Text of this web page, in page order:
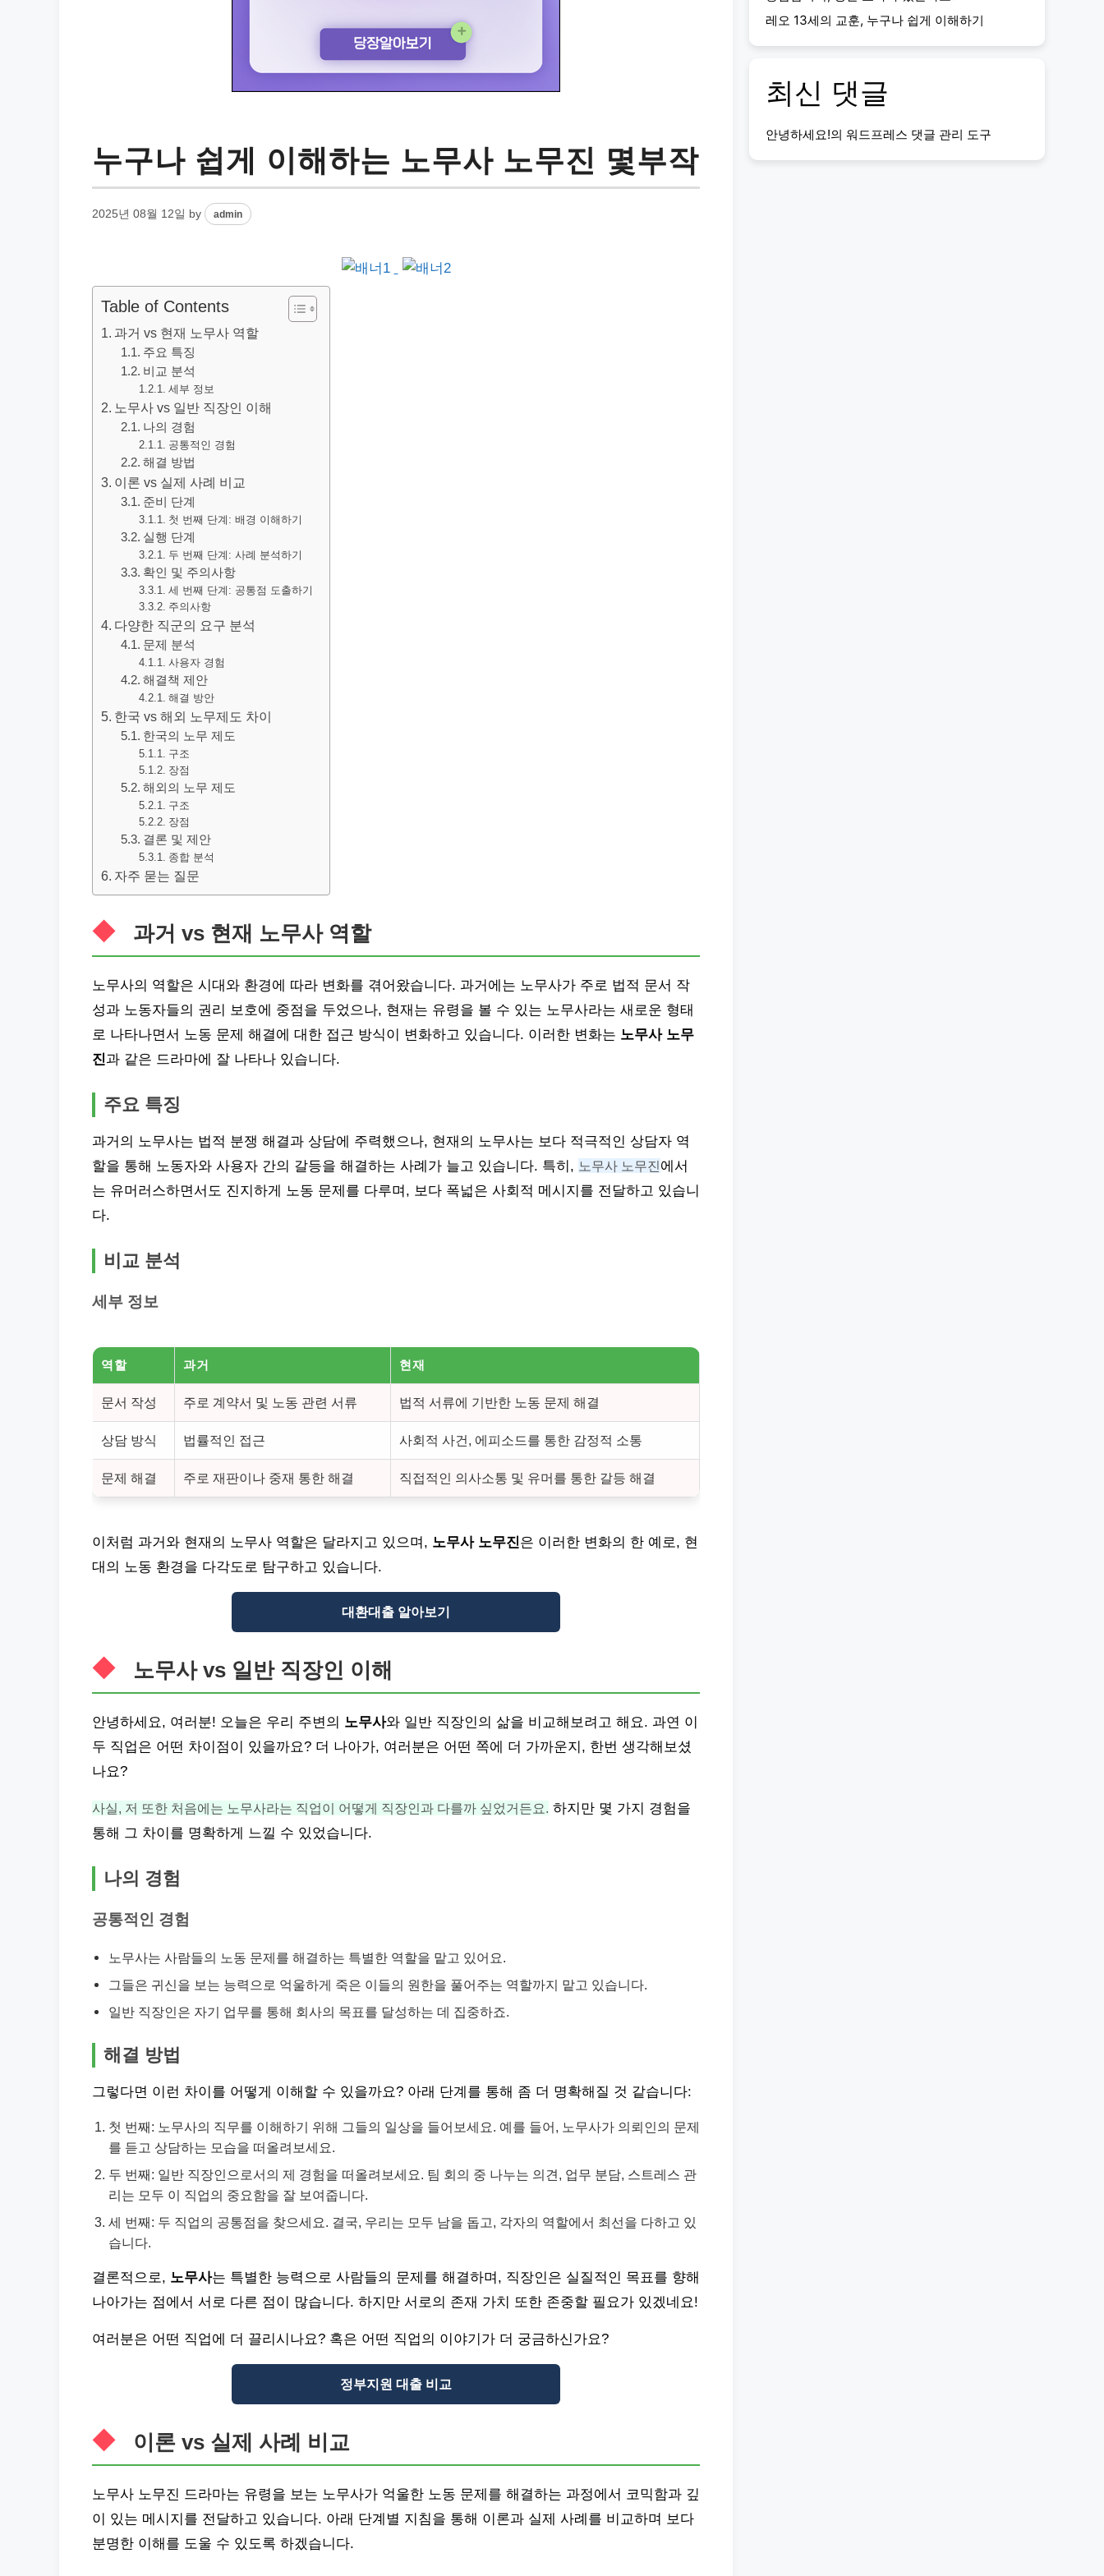
누구나 쉽게 이해하는 노무사 노무진 몇부작
2025년 08월 12일 by admin
Table of Contents
과거 vs 현재 노무사 역할
주요 특징
비교 분석
세부 정보
노무사 vs 일반 직장인 이해
나의 경험
공통적인 경험
해결 방법
이론 vs 실제 사례 비교
준비 단계
첫 번째 단계: 배경 이해하기
실행 단계
두 번째 단계: 사례 분석하기
확인 및 주의사항
세 번째 단계: 공통점 도출하기
주의사항
다양한 직군의 요구 분석
문제 분석
사용자 경험
해결책 제안
해결 방안
한국 vs 해외 노무제도 차이
한국의 노무 제도
구조
장점
해외의 노무 제도
구조
장점
결론 및 제안
종합 분석
자주 묻는 질문
과거 vs 현재 노무사 역할
노무사의 역할은 시대와 환경에 따라 변화를 겪어왔습니다. 과거에는 노무사가 주로 법적 문서 작
성과 노동자들의 권리 보호에 중점을 두었으나, 현재는 유령을 볼 수 있는 노무사라는 새로운 형태
로 나타나면서 노동 문제 해결에 대한 접근 방식이 변화하고 있습니다. 이러한 변화는 노무사 노무
진과 같은 드라마에 잘 나타나 있습니다.
주요 특징
과거의 노무사는 법적 분쟁 해결과 상담에 주력했으나, 현재의 노무사는 보다 적극적인 상담자 역
할을 통해 노동자와 사용자 간의 갈등을 해결하는 사례가 늘고 있습니다. 특히, 노무사 노무진에서
는 유머러스하면서도 진지하게 노동 문제를 다루며, 보다 폭넓은 사회적 메시지를 전달하고 있습니
다.
비교 분석
세부 정보
역할 과거 현재
문서 작성 주로 계약서 및 노동 관련 서류 법적 서류에 기반한 노동 문제 해결
상담 방식 법률적인 접근 사회적 사건, 에피소드를 통한 감정적 소통
문제 해결 주로 재판이나 중재 통한 해결 직접적인 의사소통 및 유머를 통한 갈등 해결
이처럼 과거와 현재의 노무사 역할은 달라지고 있으며, 노무사 노무진은 이러한 변화의 한 예로, 현
대의 노동 환경을 다각도로 탐구하고 있습니다.
대환대출 알아보기
노무사 vs 일반 직장인 이해
안녕하세요, 여러분! 오늘은 우리 주변의 노무사와 일반 직장인의 삶을 비교해보려고 해요. 과연 이
두 직업은 어떤 차이점이 있을까요? 더 나아가, 여러분은 어떤 쪽에 더 가까운지, 한번 생각해보셨
나요?
사실, 저 또한 처음에는 노무사라는 직업이 어떻게 직장인과 다를까 싶었거든요. 하지만 몇 가지 경험을
통해 그 차이를 명확하게 느낄 수 있었습니다.
나의 경험
공통적인 경험
노무사는 사람들의 노동 문제를 해결하는 특별한 역할을 맡고 있어요.
그들은 귀신을 보는 능력으로 억울하게 죽은 이들의 원한을 풀어주는 역할까지 맡고 있습니다.
일반 직장인은 자기 업무를 통해 회사의 목표를 달성하는 데 집중하죠.
해결 방법
그렇다면 이런 차이를 어떻게 이해할 수 있을까요? 아래 단계를 통해 좀 더 명확해질 것 같습니다:
첫 번째: 노무사의 직무를 이해하기 위해 그들의 일상을 들어보세요. 예를 들어, 노무사가 의뢰인의 문제
를 듣고 상담하는 모습을 떠올려보세요.
두 번째: 일반 직장인으로서의 제 경험을 떠올려보세요. 팀 회의 중 나누는 의견, 업무 분담, 스트레스 관
리는 모두 이 직업의 중요함을 잘 보여줍니다.
세 번째: 두 직업의 공통점을 찾으세요. 결국, 우리는 모두 남을 돕고, 각자의 역할에서 최선을 다하고 있
습니다.
결론적으로, 노무사는 특별한 능력으로 사람들의 문제를 해결하며, 직장인은 실질적인 목표를 향해
나아가는 점에서 서로 다른 점이 많습니다. 하지만 서로의 존재 가치 또한 존중할 필요가 있겠네요!
여러분은 어떤 직업에 더 끌리시나요? 혹은 어떤 직업의 이야기가 더 궁금하신가요?
정부지원 대출 비교
이론 vs 실제 사례 비교
노무사 노무진 드라마는 유령을 보는 노무사가 억울한 노동 문제를 해결하는 과정에서 코믹함과 깊
이 있는 메시지를 전달하고 있습니다. 아래 단계별 지침을 통해 이론과 실제 사례를 비교하며 보다
분명한 이해를 도울 수 있도록 하겠습니다.
레오 13세의 교훈, 누구나 쉽게 이해하기
최신 댓글
안녕하세요!의 워드프레스 댓글 관리 도구